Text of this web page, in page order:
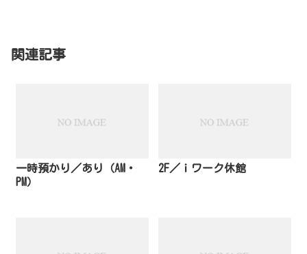
関連記事
一時預かり／あり（AM・
PM）
2F／ｉワーク休館